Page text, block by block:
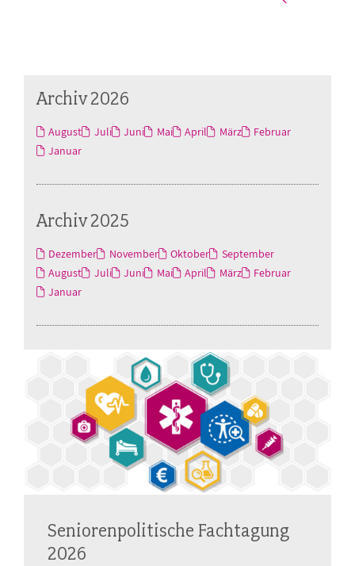
Archiv 2026
August Juli Juni Mai April März
Februar
Januar
Archiv 2025
Dezember November Oktober
September
August
Juli Juni Mai April März
Februar
Januar
Seniorenpolitische Fachtagung
2026